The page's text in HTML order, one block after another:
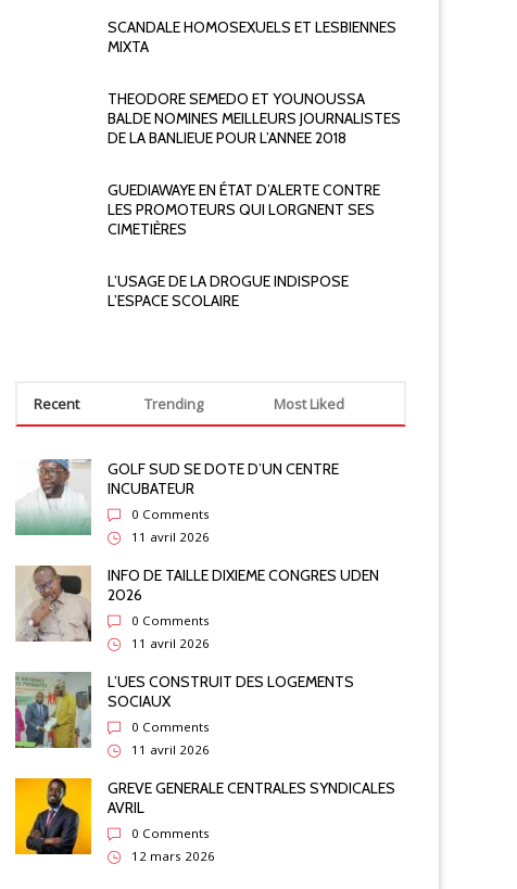
Actualité
COLERE CSA CONTRE SEN EAU ET ETAT
SCANDALE HOMOSEXUELS ET LESBIENNES
MIXTA
THEODORE SEMEDO ET YOUNOUSSA
BALDE NOMINES MEILLEURS JOURNALISTES
DE LA BANLIEUE POUR L’ANNEE 2018
GUEDIAWAYE EN ÉTAT D’ALERTE CONTRE
LES PROMOTEURS QUI LORGNENT SES
CIMETIÈRES
L’USAGE DE LA DROGUE INDISPOSE
L’ESPACE SCOLAIRE
Recent Trending Most Liked
GOLF SUD SE DOTE D’UN CENTRE
INCUBATEUR
0 Comments
11 avril 2026
INFO DE TAILLE DIXIEME CONGRES UDEN
2026
0 Comments
11 avril 2026
L’UES CONSTRUIT DES LOGEMENTS
SOCIAUX
0 Comments
11 avril 2026
GREVE GENERALE CENTRALES SYNDICALES
AVRIL
0 Comments
12 mars 2026